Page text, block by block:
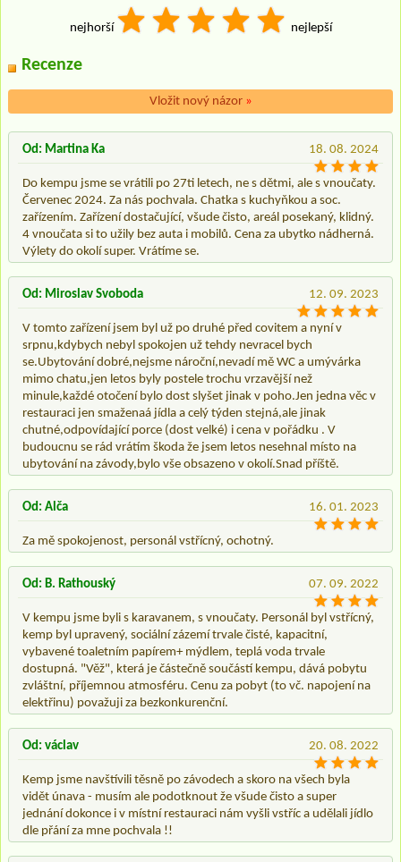
nejhorší nejlepší
Recenze
Vložit nový názor »
18. 08. 2024
Od: Martina Ka
Do kempu jsme se vrátili po 27ti letech, ne s dětmi, ale s vnoučaty.
Červenec 2024. Za nás pochvala. Chatka s kuchyňkou a soc.
zařízením. Zařízení dostačující, všude čisto, areál posekaný, klidný.
4 vnoučata si to užily bez auta i mobilů. Cena za ubytko nádherná.
Výlety do okolí super. Vrátíme se.
12. 09. 2023
Od: Miroslav Svoboda
V tomto zařízení jsem byl už po druhé před covitem a nyní v
srpnu,kdybych nebyl spokojen už tehdy nevracel bych
se.Ubytování dobré,nejsme nároční,nevadí mě WC a umývárka
mimo chatu,jen letos byly postele trochu vrzavější než
minule,každé otočení bylo dost slyšet jinak v poho.Jen jedna věc v
restauraci jen smaženaá jídla a celý týden stejná,ale jinak
chutné,odpovídající porce (dost velké) i cena v pořádku . V
budoucnu se rád vrátím škoda že jsem letos nesehnal místo na
ubytování na závody,bylo vše obsazeno v okolí.Snad příště.
16. 01. 2023
Od: Alča
Za mě spokojenost, personál vstřícný, ochotný.
07. 09. 2022
Od: B. Rathouský
V kempu jsme byli s karavanem, s vnoučaty. Personál byl vstřícný,
kemp byl upravený, sociální zázemí trvale čisté, kapacitní,
vybavené toaletním papírem+ mýdlem, teplá voda trvale
dostupná. "Věž", která je částečně součástí kempu, dává pobytu
zvláštní, příjemnou atmosféru. Cenu za pobyt (to vč. napojení na
elektřinu) považuji za bezkonkurenční.
20. 08. 2022
Od: václav
Kemp jsme navštívili těsně po závodech a skoro na všech byla
vidět únava - musím ale podotknout že všude čisto a super
jednání dokonce i v místní restauraci nám vyšli vstříc a udělali jídlo
dle přání za mne pochvala !!